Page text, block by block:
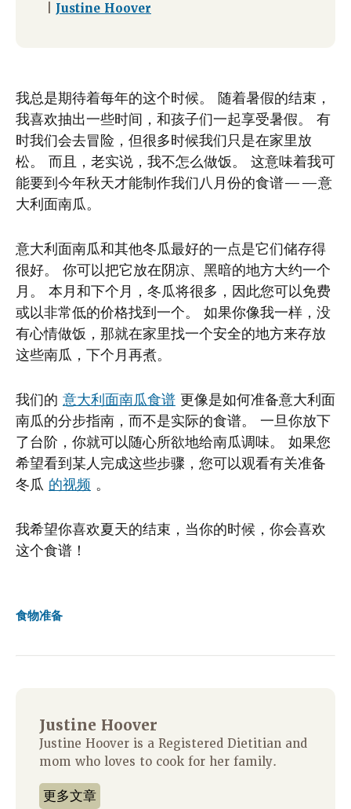
Justine Hoover
我总是期待着每年的这个时候。 随着暑假的结束，
我喜欢抽出一些时间，和孩子们一起享受暑假。 有
时我们会去冒险，但很多时候我们只是在家里放
松。 而且，老实说，我不怎么做饭。 这意味着我可
能要到今年秋天才能制作我们八月份的食谱——意
大利面南瓜。
意大利面南瓜和其他冬瓜最好的一点是它们储存得
很好。 你可以把它放在阴凉、黑暗的地方大约一个
月。 本月和下个月，冬瓜将很多，因此您可以免费
或以非常低的价格找到一个。 如果你像我一样，没
有心情做饭，那就在家里找一个安全的地方来存放
这些南瓜，下个月再煮。
我们的 意大利面南瓜食谱 更像是如何准备意大利面
南瓜的分步指南，而不是实际的食谱。 一旦你放下
了台阶，你就可以随心所欲地给南瓜调味。 如果您
希望看到某人完成这些步骤，您可以观看有关准备
冬瓜 的视频 。
我希望你喜欢夏天的结束，当你的时候，你会喜欢
这个食谱！
食物准备
Justine Hoover
Justine Hoover is a Registered Dietitian and
mom who loves to cook for her family.
更多文章